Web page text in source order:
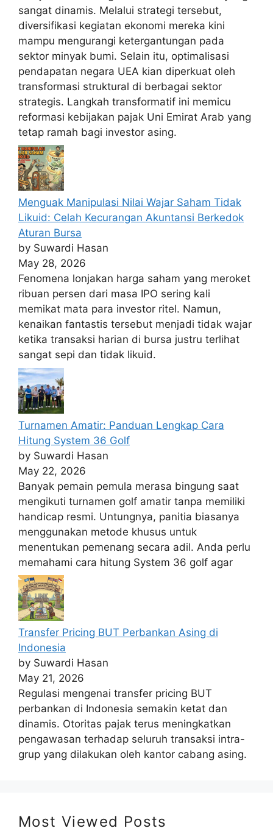
sangat dinamis. Melalui strategi tersebut,
diversifikasi kegiatan ekonomi mereka kini
mampu mengurangi ketergantungan pada
sektor minyak bumi. Selain itu, optimalisasi
pendapatan negara UEA kian diperkuat oleh
transformasi struktural di berbagai sektor
strategis. Langkah transformatif ini memicu
reformasi kebijakan pajak Uni Emirat Arab yang
tetap ramah bagi investor asing.
Menguak Manipulasi Nilai Wajar Saham Tidak
Likuid: Celah Kecurangan Akuntansi Berkedok
Aturan Bursa
by Suwardi Hasan
May 28, 2026
Fenomena lonjakan harga saham yang meroket
ribuan persen dari masa IPO sering kali
memikat mata para investor ritel. Namun,
kenaikan fantastis tersebut menjadi tidak wajar
ketika transaksi harian di bursa justru terlihat
sangat sepi dan tidak likuid.
Turnamen Amatir: Panduan Lengkap Cara
Hitung System 36 Golf
by Suwardi Hasan
May 22, 2026
Banyak pemain pemula merasa bingung saat
mengikuti turnamen golf amatir tanpa memiliki
handicap resmi. Untungnya, panitia biasanya
menggunakan metode khusus untuk
menentukan pemenang secara adil. Anda perlu
memahami cara hitung System 36 golf agar
Transfer Pricing BUT Perbankan Asing di
Indonesia
by Suwardi Hasan
May 21, 2026
Regulasi mengenai transfer pricing BUT
perbankan di Indonesia semakin ketat dan
dinamis. Otoritas pajak terus meningkatkan
pengawasan terhadap seluruh transaksi intra-
grup yang dilakukan oleh kantor cabang asing.
Most Viewed Posts